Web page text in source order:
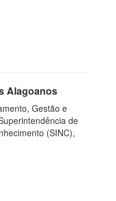
Alagoanos
Gestão e
de
(SINC),